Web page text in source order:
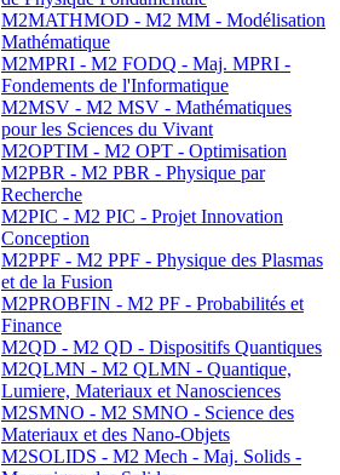
M2MATHMOD - M2 MM - Modélisation
Mathématique
M2MPRI - M2 FODQ - Maj. MPRI -
Fondements de l'Informatique
M2MSV - M2 MSV - Mathématiques
pour les Sciences du Vivant
M2OPTIM - M2 OPT - Optimisation
M2PBR - M2 PBR - Physique par
Recherche
M2PIC - M2 PIC - Projet Innovation
Conception
M2PPF - M2 PPF - Physique des Plasmas
et de la Fusion
M2PROBFIN - M2 PF - Probabilités et
Finance
M2QD - M2 QD - Dispositifs Quantiques
M2QLMN - M2 QLMN - Quantique,
Lumiere, Materiaux et Nanosciences
M2SMNO - M2 SMNO - Science des
Materiaux et des Nano-Objets
M2SOLIDS - M2 Mech - Maj. Solids -